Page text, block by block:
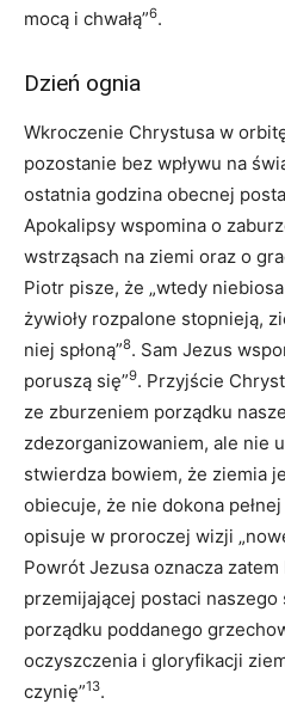
mocą i chwałą”6.
Dzień ognia
Wkroczenie Chrystusa w
pozostanie bez wpływu na
ostatnia godzina obecnej
Apokalipsy wspomina o
wstrząsach na ziemi oraz o
Piotr pisze, że „wtedy
żywioły rozpalone stopnieją,
niej spłoną”8. Sam Jezus
poruszą się”9. Przyjście
ze zburzeniem porządku
zdezorganizowaniem, ale nie
stwierdza bowiem, że ziemia
obiecuje, że nie dokona pełnej
opisuje w proroczej wizji
Powrót Jezusa oznacza
przemijającej postaci naszego
porządku poddanego
oczyszczenia i gloryfikacji
czynię”13.